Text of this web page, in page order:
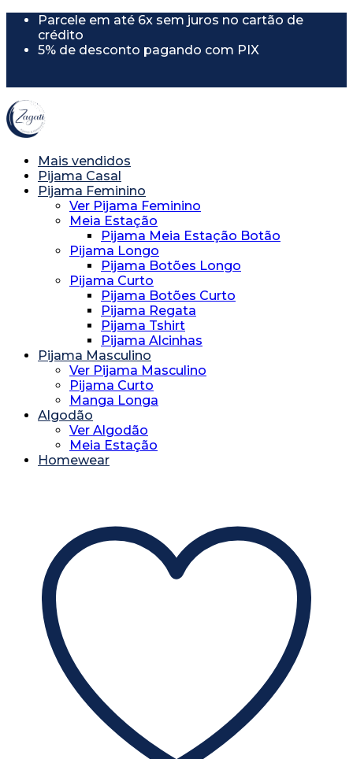
Parcele em até 6x sem juros no cartão de
crédito
5% de desconto pagando com PIX
Mais vendidos
Pijama Casal
Pijama Feminino
Ver Pijama Feminino
Meia Estação
Pijama Meia Estação Botão
Pijama Longo
Pijama Botões Longo
Pijama Curto
Pijama Botões Curto
Pijama Regata
Pijama Tshirt
Pijama Alcinhas
Pijama Masculino
Ver Pijama Masculino
Pijama Curto
Manga Longa
Algodão
Ver Algodão
Meia Estação
Homewear